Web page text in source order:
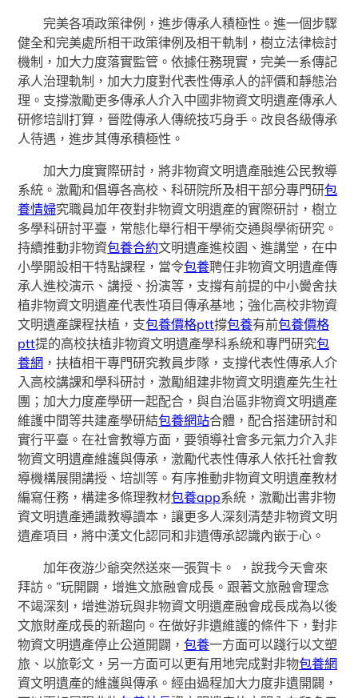
完美各項政策律例，進步傳承人積極性。進一個步驟
健全和完美處所相干政策律例及相干軌制，樹立法律檢討
機制，加大力度落實監管。依據任務現實，完美一系傳記
承人治理軌制，加大力度對代表性傳承人的評價和靜態治
理。支撐激勵更多傳承人介入中國非物資文明遺產傳承人
研修培訓打算，晉陞傳承人傳統技巧身手。改良各級傳承
人待遇，進步其傳承積極性。
加大力度實際研討，將非物資文明遺產融進公民教導
系統。激勵和倡導各高校、科研院所及相干部分專門研包
養情婦究職員加年夜對非物資文明遺產的實際研討，樹立
多學科研討平臺，常態化舉行相干學術交通與學術研究。
持續推動非物資包養合約文明遺產進校園、進講堂，在中
小學開設相干特點課程，當令包養聘任非物資文明遺產傳
承人進校演示、講授、扮演等，支撐有前提的中小黌舍扶
植非物資文明遺產代表性項目傳承基地；強化高校非物資
文明遺產課程扶植，支包養價格ptt撐包養有前包養價格
ptt提的高校扶植非物資文明遺產學科系統和專門研究包
養網 ，扶植相干專門研究教員步隊，支撐代表性傳承人介
入高校講課和學科研討，激勵組建非物資文明遺產先生社
團；加大力度產學研一起配合，與自治區非物資文明遺產
維護中間等共建產學研結包養網站合體，配合搭建研討和
實行平臺。在社會教導方面，要領導社會多元氣力介入非
物資文明遺產維護與傳承，激勵代表性傳承人依托社會教
導機構展開講授、培訓等。有序推動非物資文明遺產教材
編寫任務，構建多條理教材包養app系統，激勵出書非物
資文明遺產通識教導讀本，讓更多人深刻清楚非物資文明
遺產項目，將中漢文化認同和非遺傳承認識內嵌于心。
加年夜游少爺突然送來一張賀卡。 ，說我今天會來
拜訪。”玩開闢，增進文旅融會成長。跟著文旅融會理念
不竭深刻，增進游玩與非物資文明遺產融會成長成為以後
文旅財產成長的新趨向。在做好非遺維護的條件下，對非
物資文明遺產停止公道開闢，包養一方面可以踐行以文塑
旅、以旅彰文，另一方面可以更有用地完成對非物包養網
資文明遺產的維護與傳承。經由過程加大力度非遺開闢，